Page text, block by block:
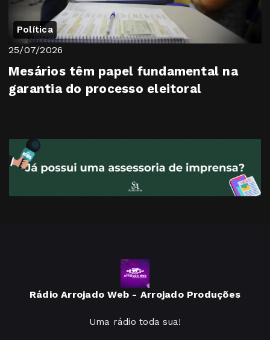
Política
25/07/2026
Mesários têm papel fundamental na
garantia do processo eleitoral
Rádio Arrojado Web - Arrojado Produções
Uma rádio toda sua!